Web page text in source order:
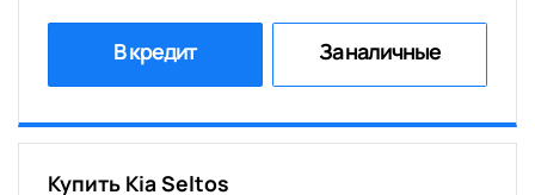
В кредит За наличные
Купить Kia Seltos